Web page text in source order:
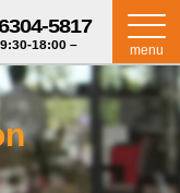
menu
5817
18:00 –